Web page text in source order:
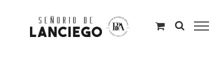
contenido